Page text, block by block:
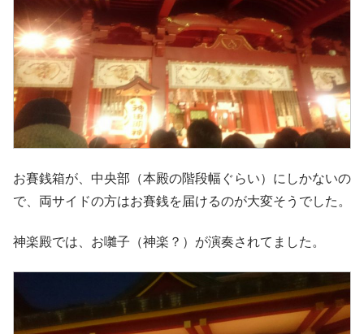
お賽銭箱が、中央部（本殿の階段幅ぐらい）にしかないの
で、両サイドの方はお賽銭を届けるのが大変そうでした。
神楽殿では、お囃子（神楽？）が演奏されてました。